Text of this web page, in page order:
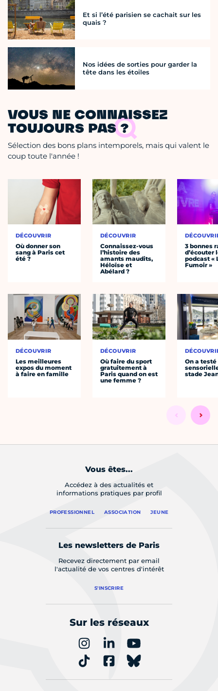
Et si l’été parisien se cachait sur les
quais ?
Nos idées de sorties pour garder la
tête dans les étoiles
VOUS NE CONNAISSEZ
TOUJOURS PAS ?
Sélection des bons plans intemporels, mais qui valent le
coup toute l'année !
DÉCOUVRIR
Où donner son
sang à Paris cet
été ?
DÉCOUVRIR
Les meilleures
expos du moment
à faire en famille
DÉCOUVRIR
Connaissez-vous
l’histoire des
amants maudits,
Héloïse et
Abélard ?
DÉCOUVRIR
Où faire du sport
gratuitement à
Paris quand on est
une femme ?
3 bonnes
d’écouter
podcast «
Fumoir »
On a
stade
Vous êtes...
Accédez à des actualités et
informations pratiques par profil
PROFESSIONNEL ASSOCIATION JEUNE
Les newsletters de Paris
Recevez directement par email
l'actualité de vos centres d'intérêt
S'INSCRIRE
Sur les réseaux